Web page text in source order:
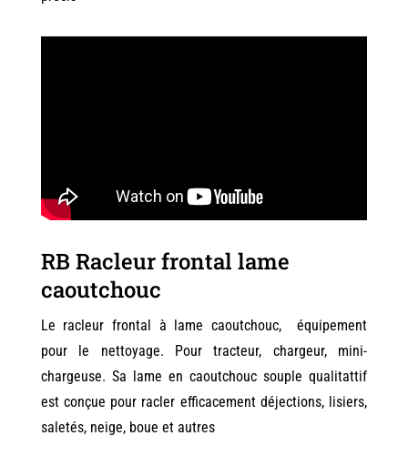
RB Racleur frontal lame
caoutchouc
Le racleur frontal à lame caoutchouc, équipement
pour le nettoyage. Pour tracteur, chargeur, mini-
chargeuse. Sa lame en caoutchouc souple qualitattif
est conçue pour racler efficacement déjections, lisiers,
saletés, neige, boue et autres